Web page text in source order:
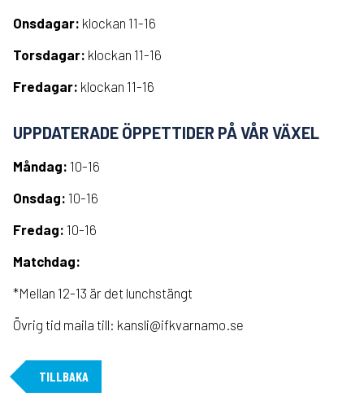
Onsdagar: klockan 11-16
Torsdagar: klockan 11-16
Fredagar: klockan 11-16
UPPDATERADE ÖPPETTIDER PÅ VÅR VÄXEL
Måndag: 10-16
Onsdag: 10-16
Fredag: 10-16
Matchdag:
*Mellan 12-13 är det lunchstängt
Övrig tid maila till: kansli@ifkvarnamo.se
TILLBAKA